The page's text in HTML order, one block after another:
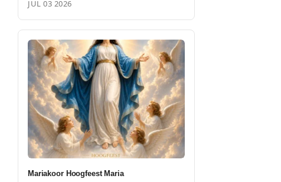
JUL 03 2026
Mariakoor Hoogfeest Maria